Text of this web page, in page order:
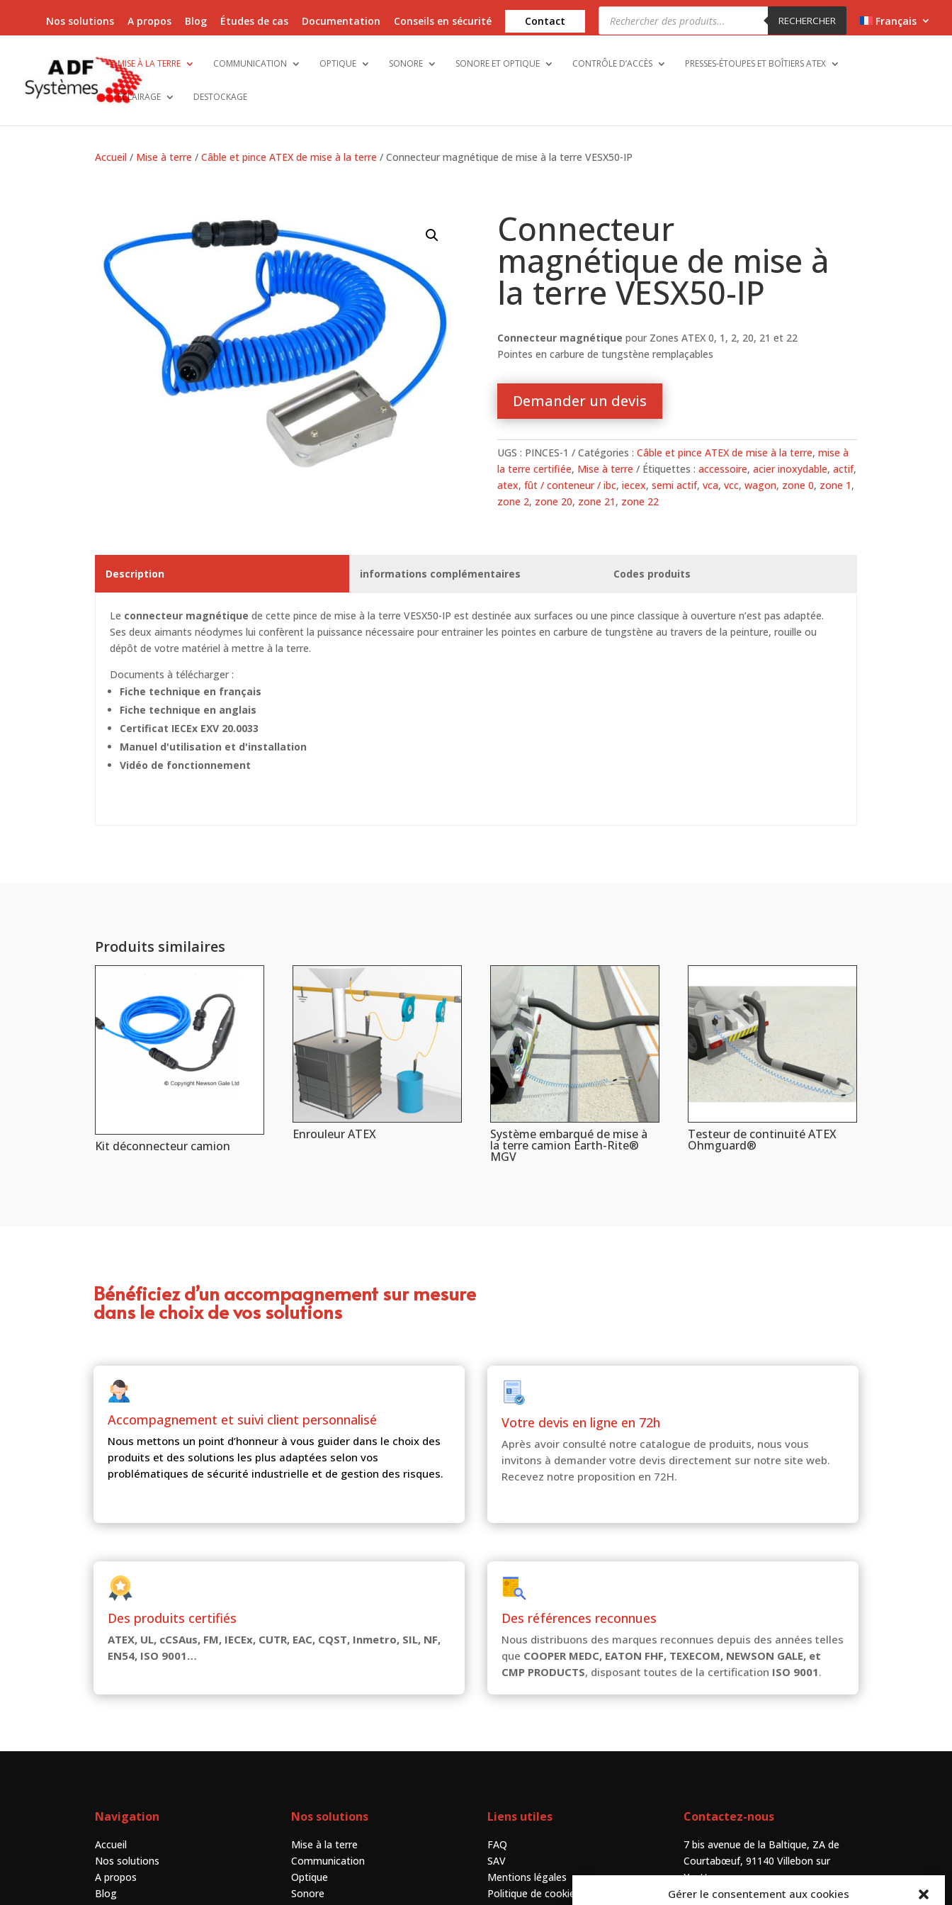
Gérer le consentement aux cookies
Nos solutions A propos Blog Études de cas Documentation Conseils en sécurité Contact
Recherche
produits
RECHERCHER Français
MISE À LA TERRE COMMUNICATION OPTIQUE SONORE SONORE ET OPTIQUE CONTRÔLE D’ACCÈS PRESSES-ÉTOUPES ET BOÎTIERS ATEX
ÉCLAIRAGE DESTOCKAGE
Accueil / Mise à terre /Câble et pince ATEX de mise à la terre / Connecteur magnétique de mise à la terre VESX50-IP
Connecteur
magnétique de mise à
la terre VESX50-IP
Connecteur magnétique pour Zones ATEX 0, 1, 2, 20, 21 et 22
Pointes en carbure de tungstène remplaçables
Demander un devis
UGS : PINCES-1 Catégories : Câble et pince ATEX de mise à la terre, mise à
la terre certifiée, Mise à terre Étiquettes : accessoire, acier inoxydable, actif,
atex, fût / conteneur / ibc, iecex, semi actif, vca, vcc, wagon, zone 0, zone 1 ,
zone 2, zone 20, zone 21 , zone 22
Description informations complémentaires Codes produits
Le connecteur magnétique de cettepince de mise à la terre VESX50-IP est destinée aux surfaces ou une pince classique à ouverture n’est pas adaptée.
Ses deux aimants néodymes lui confèrent la puissance nécessaire pour entrainer les pointes en carbure de tungstène au travers de la peinture, rouille ou
dépôt de votre matériel à mettre à la terre.
Documents à télécharger :
Fiche technique en français
Fiche technique en anglais
Certificat IECEx EXV 20.0033
Manuel d'utilisation et d'installation
Vidéo de fonctionnement
Produits similaires
Kit déconnecteur camion
Enrouleur ATEX Système embarqué de mise à
la terre camion Earth-Rite®
MGV
Testeur de continuité ATEX
Ohmguard®
Bénéficiez d’un accompagnement sur mesure
dans le choix de vos solutions
Accompagnement et suivi client personnalisé
Nous mettons un point d’honneur à vous guider dans le choix des
produits et des solutions les plus adaptées selon vos
problématiques de sécurité industrielle et de gestion des risques.
Votre devis en ligne en 72h
Après avoir consulté notre catalogue de produits, nous vous
invitons à demander votre devis directement sur notre site web.
Recevez notre proposition en 72H.
Des produits certifiés
ATEX, UL, cCSAus, FM, IECEx, CUTR, EAC, CQST, Inmetro, SIL, NF,
EN54, ISO 9001…
Des références reconnues
Nous distribuons des marques reconnues depuis des années telles
que COOPER MEDC, EATON FHF, TEXECOM, NEWSON GALE, et
CMP PRODUCTS, disposant toutes de la certification ISO 9001.
Navigation
Accueil
Nos solutions
A propos
Blog
Nos solutions
Mise à la terre
Communication
Optique
Sonore
Liens utiles
FAQ
SAV
Mentions légales
Politique de cookies (UE)
Contactez-nous
7 bis avenue de la Baltique, ZA de
Courtabœuf, 91140 Villebon sur
Yvette